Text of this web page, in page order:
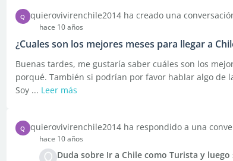
Q quierovivirenchile2014 ha creado una
hace 10 años
¿Cuales son los mejores meses para llegar a
Buenas tardes, me gustaría saber cuáles son los
porqué. También si podrían por favor hablar algo de
Soy ... Leer más
Q quierovivirenchile2014 ha respondido a una
hace 10 años
Duda sobre Ir a Chile como Turista y luego